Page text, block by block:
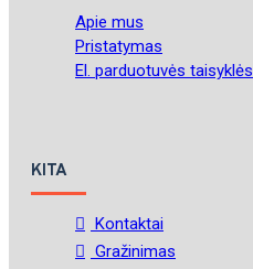
Apie mus
Pristatymas
El. parduotuvės taisyklės
KITA
Kontaktai
Gražinimas